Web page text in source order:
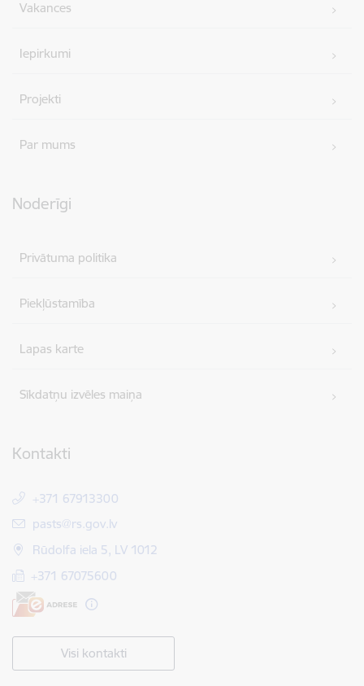
Vakances
Iepirkumi
Projekti
Par mums
Noderīgi
Privātuma politika
Piekļūstamība
Lapas karte
Sīkdatņu izvēles maiņa
Kontakti
+371 67913300
E-pasts:
pasts@rs.gov.lv
Rūdolfa iela 5, LV 1012
+371 67075600
Visi kontakti